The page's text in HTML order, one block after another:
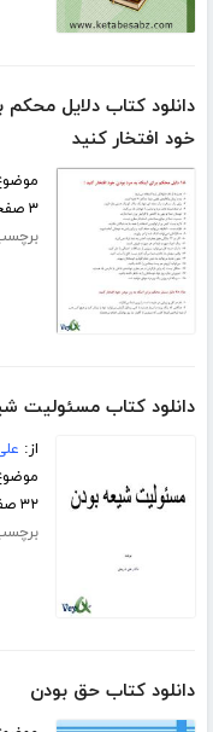
دانلود کتاب دلایل محکم
خود افتخار کنید
۳ صفحه
دانلود کتاب مسئولیت
از:
۳۲ صفحه
دانلود کتاب حق بودن